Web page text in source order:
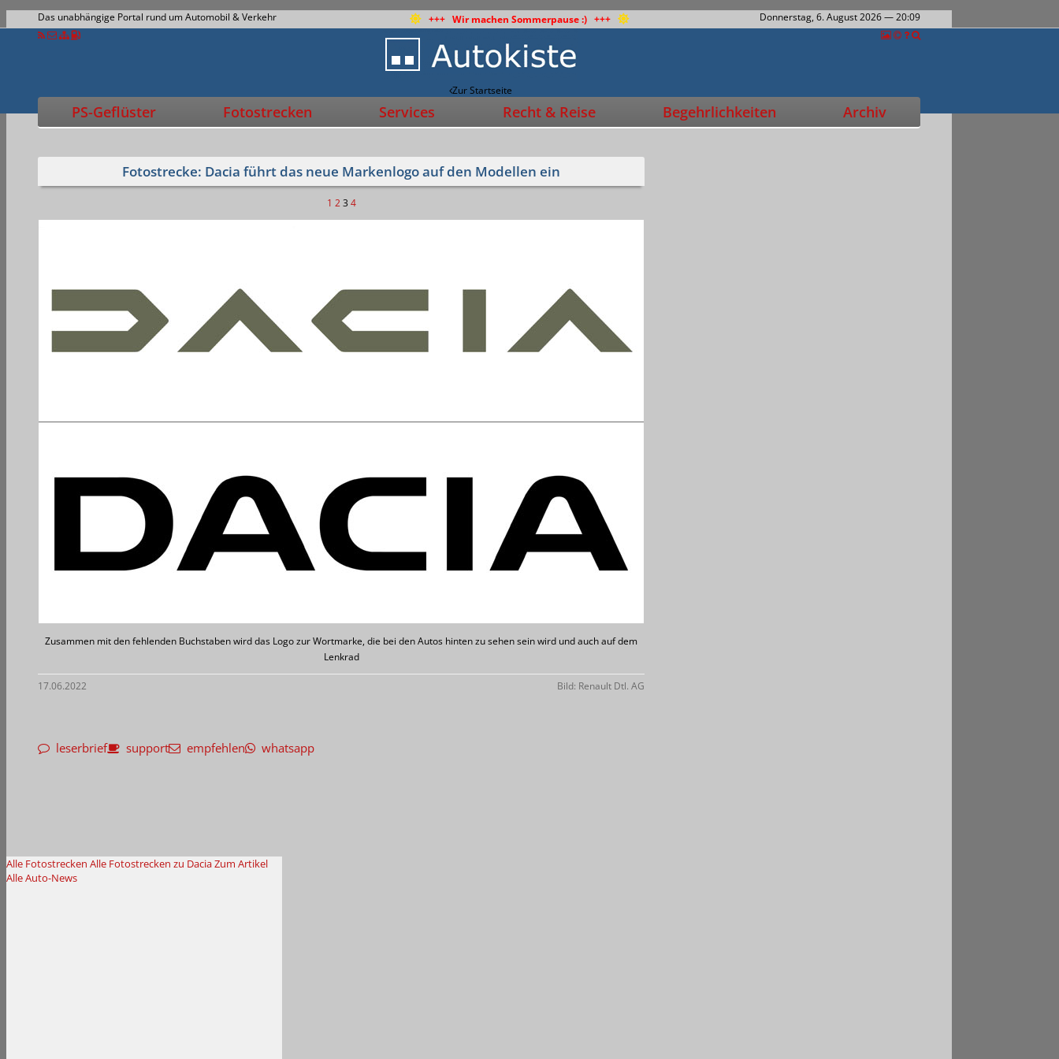
Das unabhängige Portal rund um Automobil & Verkehr +++ Wir machen Sommerpause :) +++ Donnerstag, 6. August 2026— 20:09
Zur Startseite
PS-Geflüster Fotostrecken Services Recht & Reise Begehrlichkeiten Archiv
Fotostrecke: Dacia führt das neue Markenlogo auf den Modellen ein
1 2 3 4
Zusammen mit den fehlenden Buchstaben wird das Logo zur Wortmarke, die bei den Autos hinten zu sehen sein wird und auch auf dem
Lenkrad
17.06.2022 Bild: Renault Dtl. AG
leserbrief support empfehlen whatsapp
Alle Fotostrecken Alle Fotostrecken zu DaciaZum Artikel
Alle Auto-News